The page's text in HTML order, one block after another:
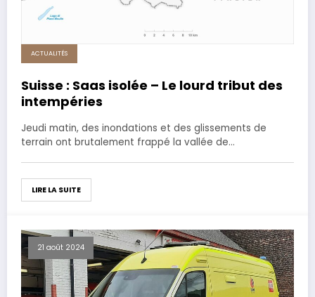
ACTUALITÉS
Suisse : Saas isolée – Le lourd tribut des
intempéries
Jeudi matin, des inondations et des glissements de
terrain ont brutalement frappé la vallée de…
LIRE LA SUITE
21 août 2024